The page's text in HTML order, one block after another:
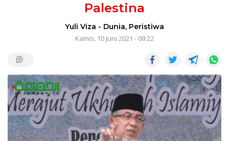
Palestina
Yuli Viza - Dunia, Peristiwa
Kamis, 10 Juni 2021 - 09:22